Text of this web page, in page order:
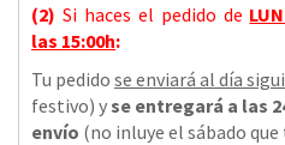
(2) Si haces el pedido de
las 15:00h:
Tu pedido se enviará al día
festivo) yse entregará a las
envío (no inluye el sábado